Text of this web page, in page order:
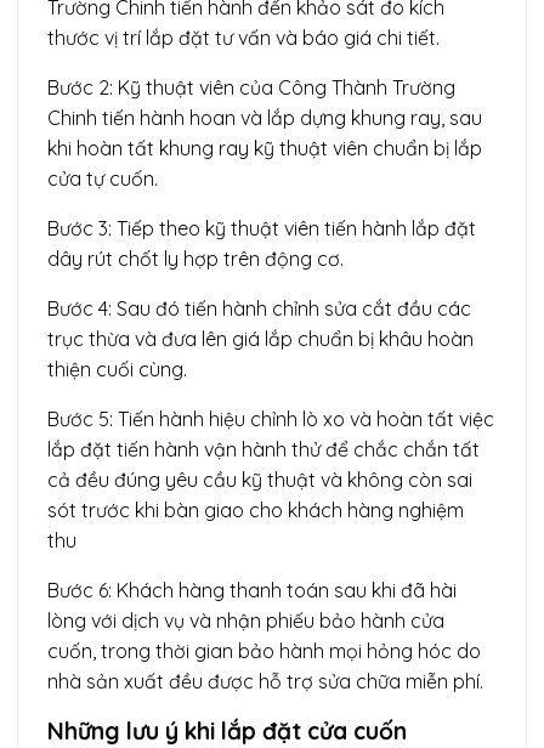
Trường Chinh tiến hành đến khảo sát đo kích
thước vị trí lắp đặt tư vấn và báo giá chi tiết.
Bước 2: Kỹ thuật viên của Công Thành Trường
Chinh tiến hành hoan và lắp dựng khung ray, sau
khi hoàn tất khung ray kỹ thuật viên chuẩn bị lắp
cửa tự cuốn.
Bước 3: Tiếp theo kỹ thuật viên tiến hành lắp đặt
dây rút chốt ly hợp trên động cơ.
Bước 4: Sau đó tiến hành chỉnh sửa cắt đầu các
trục thừa và đưa lên giá lắp chuẩn bị khâu hoàn
thiện cuối cùng.
Bước 5: Tiến hành hiệu chỉnh lò xo và hoàn tất việc
lắp đặt tiến hành vận hành thử để chắc chắn tất
cả đều đúng yêu cầu kỹ thuật và không còn sai
sót trước khi bàn giao cho khách hàng nghiệm
thu
Bước 6: Khách hàng thanh toán sau khi đã hài
lòng với dịch vụ và nhận phiếu bảo hành cửa
cuốn, trong thời gian bảo hành mọi hỏng hóc do
nhà sản xuất đều được hỗ trợ sửa chữa miễn phí.
Những lưu ý khi lắp đặt cửa cuốn